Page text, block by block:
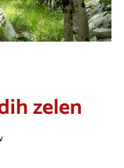
zelen